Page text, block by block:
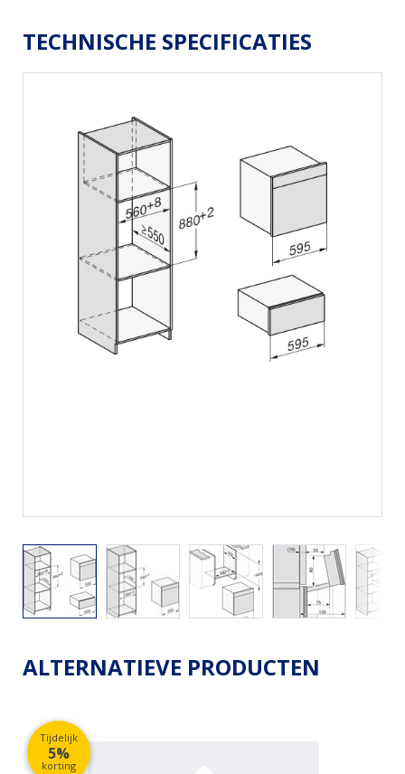
TECHNISCHE SPECIFICATIES
ALTERNATIEVE PRODUCTEN
Tijdelijk
5%
korting